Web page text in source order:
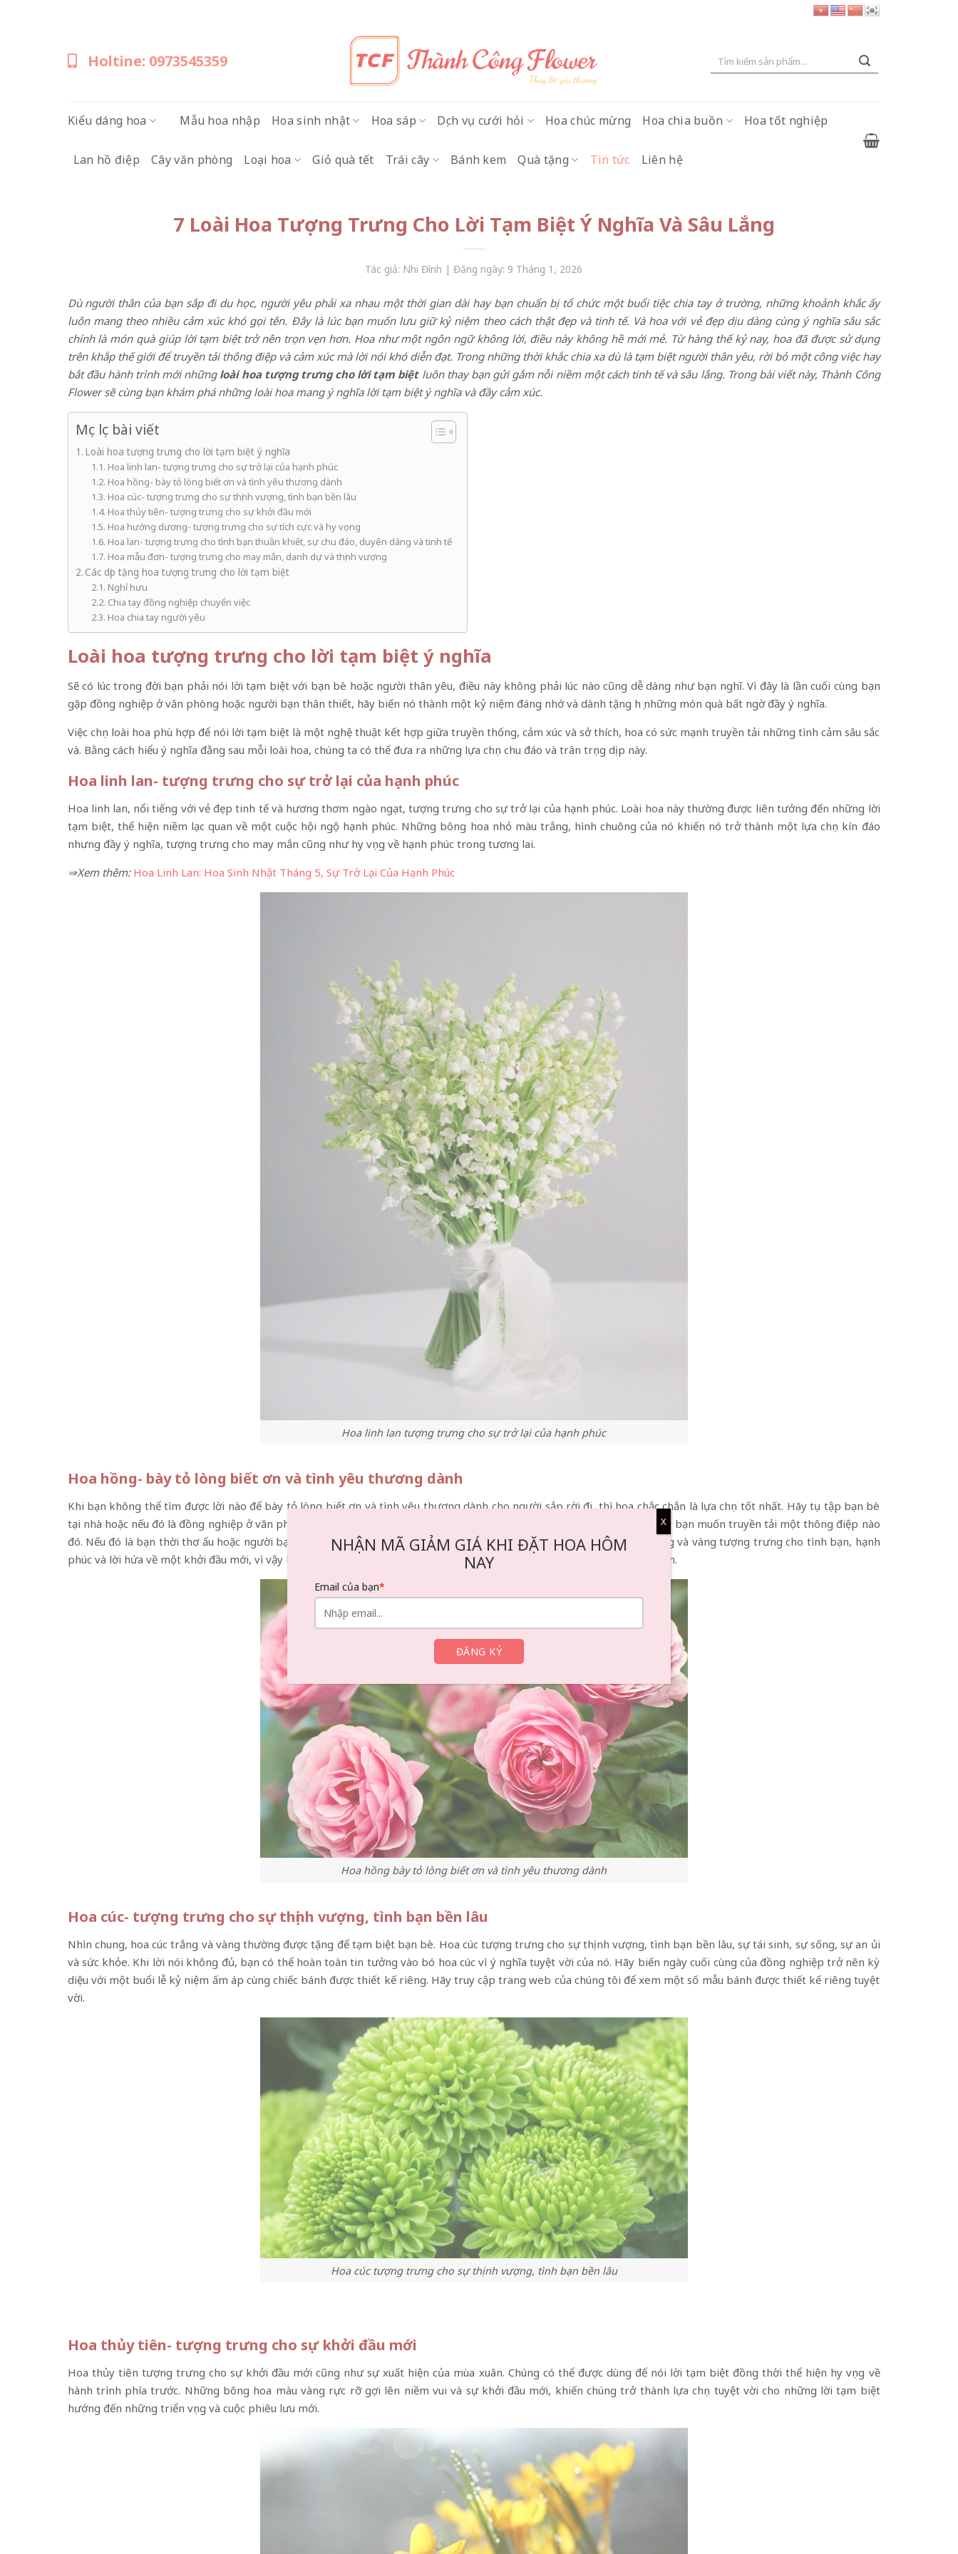
Holtine: 0973545359
Tìm
Kiểu dáng hoa Mẫu hoa nhập Hoa sinh nhật Hoa sáp Dịch vụ cưới hỏi Hoa chúc mừng Hoa chia buồn Hoa tốt nghiệp
Lan hồ điệp Cây văn phòng Loại hoa Giỏ quà tết Trái cây Bánh kem Quà tặng Tin tức Liên hệ
7 Loài Hoa Tượng Trưng Cho Lời Tạm Biệt Ý Nghĩa Và Sâu Lắng
Tác giả: Nhi Đình | Đăng ngày: 9 Tháng 1, 2026
Dù người thân của bạn sắp đi du học, người yêu phải xa nhau một thời gian dài hay bạn chuẩn bị tổ chức một buổi tiệc chia tay ở trường, những khoảnh khắc ấy
luôn mang theo nhiều cảm xúc khó gọi tên. Đây là lúc bạn muốn lưu giữ kỷ niệm theo cách thật đẹp và tinh tế. Và hoa với vẻ đẹp dịu dàng cùng ý nghĩa sâu sắc
chính là món quà giúp lời tạm biệt trở nên trọn vẹn hơn. Hoa như một ngôn ngữ không lời, điều này không hề mới mẻ. Từ hàng thế kỷ nay, hoa đã được sử dụng
trên khắp thế giới để truyền tải thông điệp và cảm xúc mà lời nói khó diễn đạt. Trong những thời khắc chia xa dù là tạm biệt người thân yêu, rời bỏ một công việc hay
bắt đầu hành trình mới những loài hoa tượng trưng cho lời tạm biệt luôn thay bạn gửi gắm nỗi niềm một cách tinh tế và sâu lắng. Trong bài viết này, Thành Công
Flower sẽ cùng bạn khám phá những loài hoa mang ý nghĩa lời tạm biệt ý nghĩa và đầy cảm xúc.
Mục lục bài viết
Loài hoa tượng trưng cho lời tạm biệt ý nghĩa
Hoa linh lan- tượng trưng cho sự trở lại của hạnh phúc
Hoa hồng- bày tỏ lòng biết ơn và tình yêu thương dành
Hoa cúc- tượng trưng cho sự thịnh vượng, tình bạn bền lâu
Hoa thủy tiên- tượng trưng cho sự khởi đầu mới
Hoa hướng dương- tượng trưng cho sự tích cực và hy vọng
Hoa lan- tượng trưng cho tình bạn thuần khiết, sự chu đáo, duyên dáng và tinh tế
Hoa mẫu đơn- tượng trưng cho may mắn, danh dự và thịnh vượng
Các dịp tặng hoa tượng trưng cho lời tạm biệt
Nghỉ hưu
Chia tay đồng nghiệp chuyển việc
Hoa chia tay người yêu
Loài hoa tượng trưng cho lời tạm biệt ý nghĩa
Sẽ có lúc trong đời bạn phải nói lời tạm biệt với bạn bè hoặc người thân yêu, điều này không phải lúc nào cũng dễ dàng như bạn nghĩ. Vì đây là lần cuối cùng bạn
gặp đồng nghiệp ở văn phòng hoặc người bạn thân thiết, hãy biến nó thành một kỷ niệm đáng nhớ và dành tặng họ những món quà bất ngờ đầy ý nghĩa.
Việc chọn loài hoa phù hợp để nói lời tạm biệt là một nghệ thuật kết hợp giữa truyền thống, cảm xúc và sở thích, hoa có sức mạnh truyền tải những tình cảm sâu sắc
và. Bằng cách hiểu ý nghĩa đằng sau mỗi loài hoa, chúng ta có thể đưa ra những lựa chọn chu đáo và trân trọng dịp này.
Hoa linh lan- tượng trưng cho sự trở lại của hạnh phúc
Hoa linh lan, nổi tiếng với vẻ đẹp tinh tế và hương thơm ngào ngạt, tượng trưng cho sự trở lại của hạnh phúc. Loài hoa này thường được liên tưởng đến những lời
tạm biệt, thể hiện niềm lạc quan về một cuộc hội ngộ hạnh phúc. Những bông hoa nhỏ màu trắng, hình chuông của nó khiến nó trở thành một lựa chọn kín đáo
nhưng đầy ý nghĩa, tượng trưng cho may mắn cũng như hy vọng về hạnh phúc trong tương lai.
⇒Xem thêm: Hoa Linh Lan: Hoa Sinh Nhật Tháng 5, Sự Trở Lại Của Hạnh Phúc
Hoa linh lan tượng trưng cho sự trở lại của hạnh phúc
Hoa hồng- bày tỏ lòng biết ơn và tình yêu thương dành
Khi bạn không thể tìm được lời nào để bày tỏ lòng biết ơn và tình yêu thương dành cho người sắp rời đi, thì hoa chắc chắn là lựa chọn tốt nhất. Hãy tụ tập bạn bè
tại nhà hoặc nếu đó là đồng nghiệp ở văn phòng, hãy đến văn phòng và tặng họ một bó hoa hồng. Khi chọn màu sắc cụ thể, bạn muốn truyền tải một thông điệp nào
đó. Nếu đó là bạn thời thơ ấu hoặc người bạn thân thiết trong gia đình, hãy chọn hoa hồng đỏ hoặc vàng. Hoa hồng trắng và vàng tượng trưng cho tình bạn, hạnh
phúc và lời hứa về một khởi đầu mới, vì vậy hoa hồng trắng và vàng sẽ là lựa chọn hoàn hảo dành cho đồng nghiệp của bạn.
Hoa hồng bày tỏ lòng biết ơn và tình yêu thương dành
Hoa cúc- tượng trưng cho sự thịnh vượng, tình bạn bền lâu
Nhìn chung, hoa cúc trắng và vàng thường được tặng để tạm biệt bạn bè. Hoa cúc tượng trưng cho sự thịnh vượng, tình bạn bền lâu, sự tái sinh, sự sống, sự an ủi
và sức khỏe. Khi lời nói không đủ, bạn có thể hoàn toàn tin tưởng vào bó hoa cúc vì ý nghĩa tuyệt vời của nó. Hãy biến ngày cuối cùng của đồng nghiệp trở nên kỳ
diệu với một buổi lễ kỷ niệm ấm áp cùng chiếc bánh được thiết kế riêng. Hãy truy cập trang web của chúng tôi để xem một số mẫu bánh được thiết kế riêng tuyệt
vời.
Hoa cúc tượng trưng cho sự thịnh vượng, tình bạn bền lâu
Hoa thủy tiên- tượng trưng cho sự khởi đầu mới
Hoa thủy tiên tượng trưng cho sự khởi đầu mới cũng như sự xuất hiện của mùa xuân. Chúng có thể được dùng để nói lời tạm biệt đồng thời thể hiện hy vọng về
hành trình phía trước. Những bông hoa màu vàng rực rỡ gợi lên niềm vui và sự khởi đầu mới, khiến chúng trở thành lựa chọn tuyệt vời cho những lời tạm biệt
hướng đến những triển vọng và cuộc phiêu lưu mới.
NHẬN MÃ GIẢM GIÁ KHI ĐẶT HOA HÔM
NAY
Email của bạn*
X